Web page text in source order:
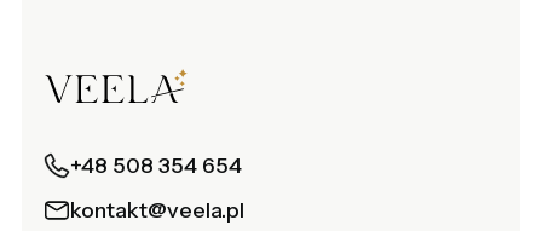
+48 508 354 654
kontakt@veela.pl